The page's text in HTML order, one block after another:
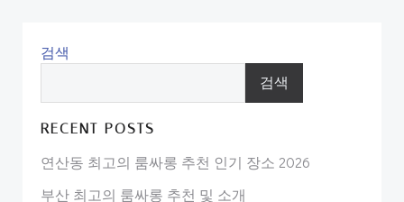
검색
검색
RECENT POSTS
연산동 최고의 룸싸롱 추천 인기 장소 2026
부산 최고의 룸싸롱 추천 및 소개